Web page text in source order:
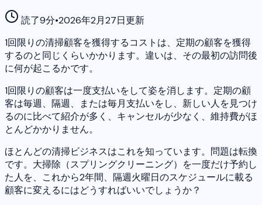
読了9分•2026年2月27日更新
1回限りの清掃顧客を獲得するコストは、定期の顧客を獲得
するのと同じくらいかかります。違いは、その最初の訪問後
に何が起こるかです。
1回限りの顧客は一度支払いをして姿を消します。定期の顧
客は毎週、隔週、または毎月支払いをし、新しい人を見つけ
るのに比べて紹介が多く、キャンセルが少なく、維持費がほ
とんどかかりません。
ほとんどの清掃ビジネスはこれを知っています。問題は転換
です。大掃除（スプリングクリーニング）を一度だけ予約し
た人を、これから2年間、隔週火曜日のスケジュールに載る
顧客に変えるにはどうすればいいでしょうか？